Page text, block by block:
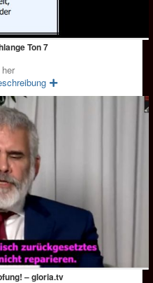
Ton 7
– gloria.tv